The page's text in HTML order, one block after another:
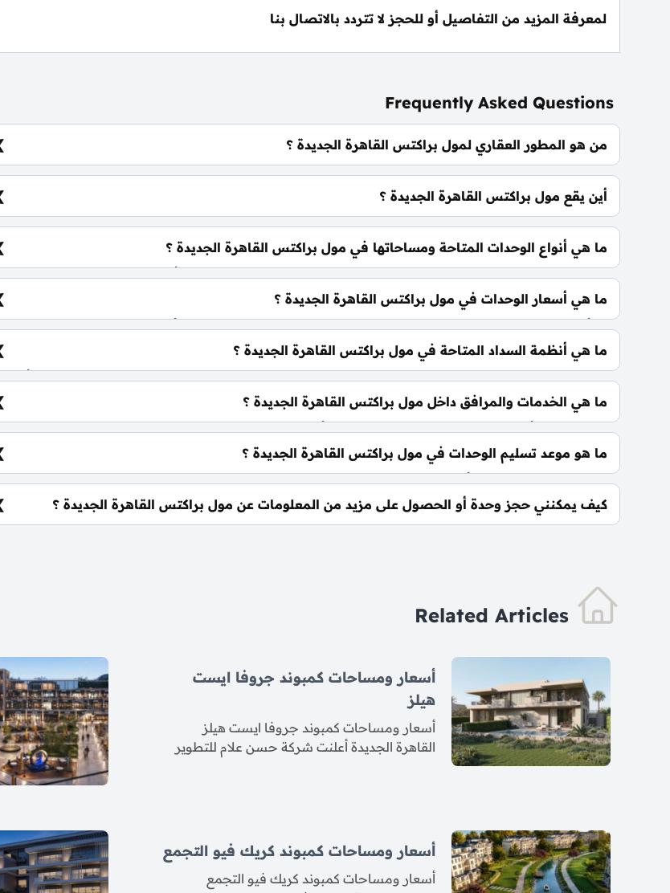
لمعرفة المزيد من التفاصيل أو للحجز لا تتردد بالاتصال بنا
Frequently Asked Questions
من هو المطور العقاري لمول براكتس القاهرة الجديدة ؟
شركة موداد للتطوير العقاري Modad Properties.
أين يقع مول براكتس القاهرة الجديدة ؟
يقع مول براكتس القاهرة الجديدة في قلب منطقة التجمع الخامس بصورة مباشرة على شارع التسعين الشمالي.
ما هي أنواع الوحدات المتاحة ومساحاتها في مول براكتس القاهرة الجديدة ؟
يضم المول مجموعة متنوعة من الوحدات الاستثمارية، تشمل: مكاتب إدارية: تبدأ من 50 متر²
ما هي أسعار الوحدات في مول براكتس القاهرة الجديدة ؟
تبدأ الأسعار من 180,000 جنيه للمتر وتختلف حسب نوع الوحدة والمساحة، كما أن الأسعار قابلة للتغيير حسب
تطورات السوق.
ما هي أنظمة السداد المتاحة في مول براكتس القاهرة الجديدة ؟
يمكنك حجز وحدتك بدون دفع مقدم للحجز 0% كما يتم تقسيط الباقي على فترة تصل إلي 10 سنوات بدون أي
ما هي الخدمات والمرافق داخل مول براكتس القاهرة الجديدة ؟
يشمل المول أنظمة ذكية، سلالم ومصاعد بانورامية، أسرع مولدات كهربائية وإطفاء حرائق، multi story parking،
ما هو موعد تسليم الوحدات في مول براكتس القاهرة الجديدة ؟
يتم تسليم الوحدات خلال أربع سنوات من تاريخ التعاقد بتشطيبات متكاملة.
كيف يمكنني حجز وحدة أو الحصول على مزيد من المعلومات عن مول براكتس القاهرة الجديدة ؟
Related Articles
أسعار ومساحات كمبوند جروفا ايست
هيلز
أسعار ومساحات كمبوند جروفا ايست هيلز
القاهرة الجديدة أعلنت شركة حسن علام للتطوير
أسعار ومساحات كمبوند كريك فيو التجمع
أسعار ومساحات كمبوند كريك فيو التجمع